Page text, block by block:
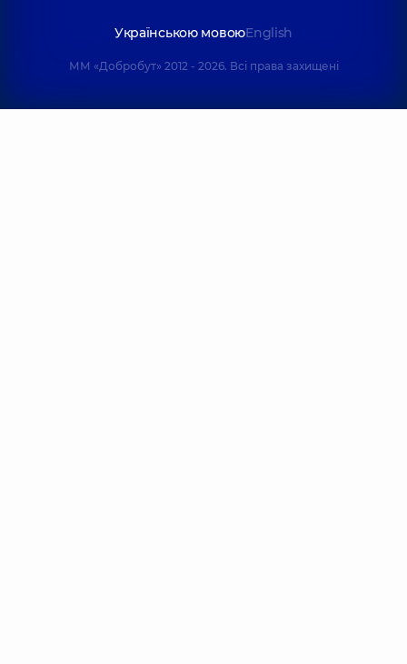
Українською мовоюEnglish
ММ «Добробут» 2012 - 2026. Всі права захищені